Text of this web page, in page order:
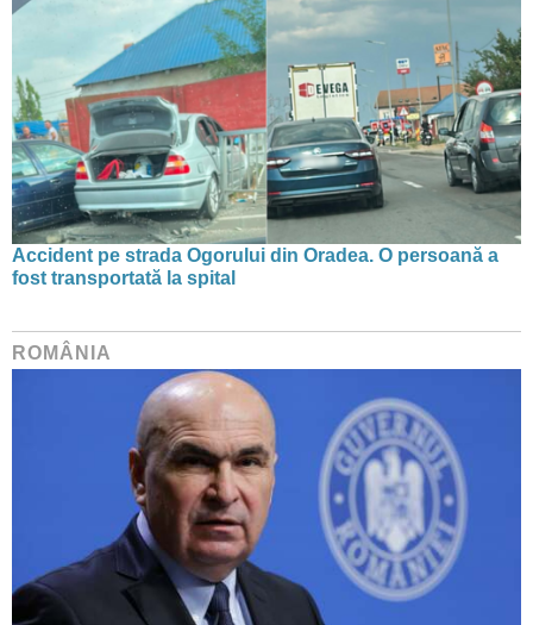
Accident pe strada Ogorului din Oradea. O persoană a
fost transportată la spital
ROMÂNIA